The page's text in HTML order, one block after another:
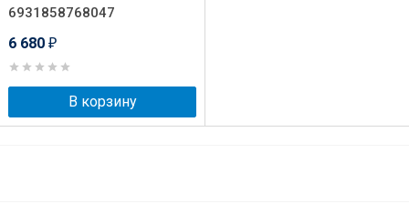
6931858768047
6 680 ₽
В корзину